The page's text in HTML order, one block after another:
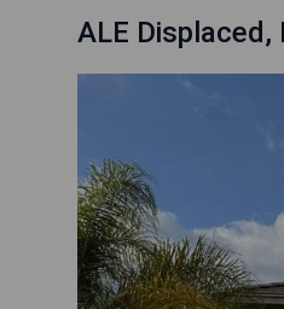
ALE Displaced,